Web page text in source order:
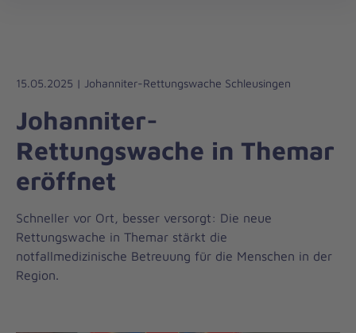
Liebe
Leben
15.05.2025 | Johanniter-Rettungswache Schleusingen
Johanniter-
Rettungswache in Themar
eröffnet
Schneller vor Ort, besser versorgt: Die neue
Rettungswache in Themar stärkt die
notfallmedizinische Betreuung für die Menschen in der
Region.